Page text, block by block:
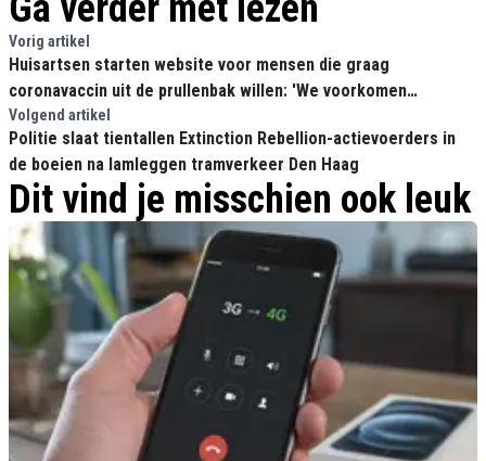
Vorig artikel
Huisartsen starten website voor mensen die graag
coronavaccin uit de prullenbak willen: 'We voorkomen
verspilling'
Volgend artikel
Politie slaat tientallen Extinction Rebellion-actievoerders in
de boeien na lamleggen tramverkeer Den Haag
Dit vind je misschien ook leuk